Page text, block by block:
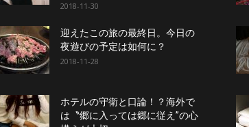
2018-11-30
迎えたこの旅の最終日。今日の
夜遊びの予定は如何に？
2018-11-28
ホテルの守衛と口論！？海外で
は〝郷に入っては郷に従え”の心